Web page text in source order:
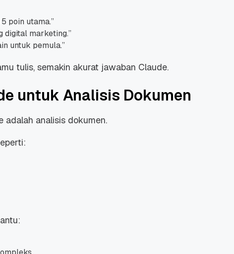
poin utama.”
digital marketing.”
untuk pemula.”
tulis, semakin akurat jawaban Claude.
untuk Analisis Dokumen
adalah analisis dokumen.